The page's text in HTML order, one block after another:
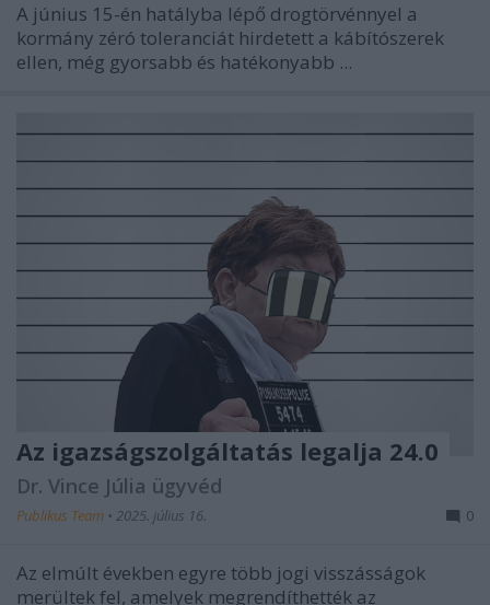
A június 15-én hatályba lépő drogtörvénnyel a
kormány zéró toleranciát hirdetett a kábítószerek
ellen, még gyorsabb és hatékonyabb ...
Az igazságszolgáltatás legalja 24.0
Dr. Vince Júlia ügyvéd
Publikus Team • 2025. július 16. 0
Az elmúlt években egyre több jogi visszásságok
merültek fel, amelyek megrendíthették az